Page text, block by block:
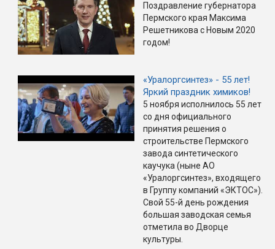
Поздравление губернатора
Пермского края Максима
Решетникова с Новым 2020
годом!
«Уралоргсинтез» - 55 лет!
Яркий праздник химиков!
5 ноября исполнилось 55 лет
со дня официального
принятия решения о
строительстве Пермского
завода синтетического
каучука (ныне АО
«Уралоргсинтез», входящего
в Группу компаний «ЭКТОС»).
Свой 55-й день рождения
большая заводская семья
отметила во Дворце
культуры.